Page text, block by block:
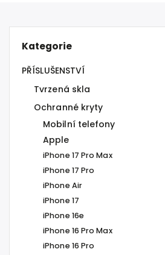
Kategorie
PŘÍSLUŠENSTVÍ
Tvrzená skla
Ochranné kryty
Mobilní telefony
Apple
iPhone 17 Pro Max
iPhone 17 Pro
iPhone Air
iPhone 17
iPhone 16e
iPhone 16 Pro Max
iPhone 16 Pro